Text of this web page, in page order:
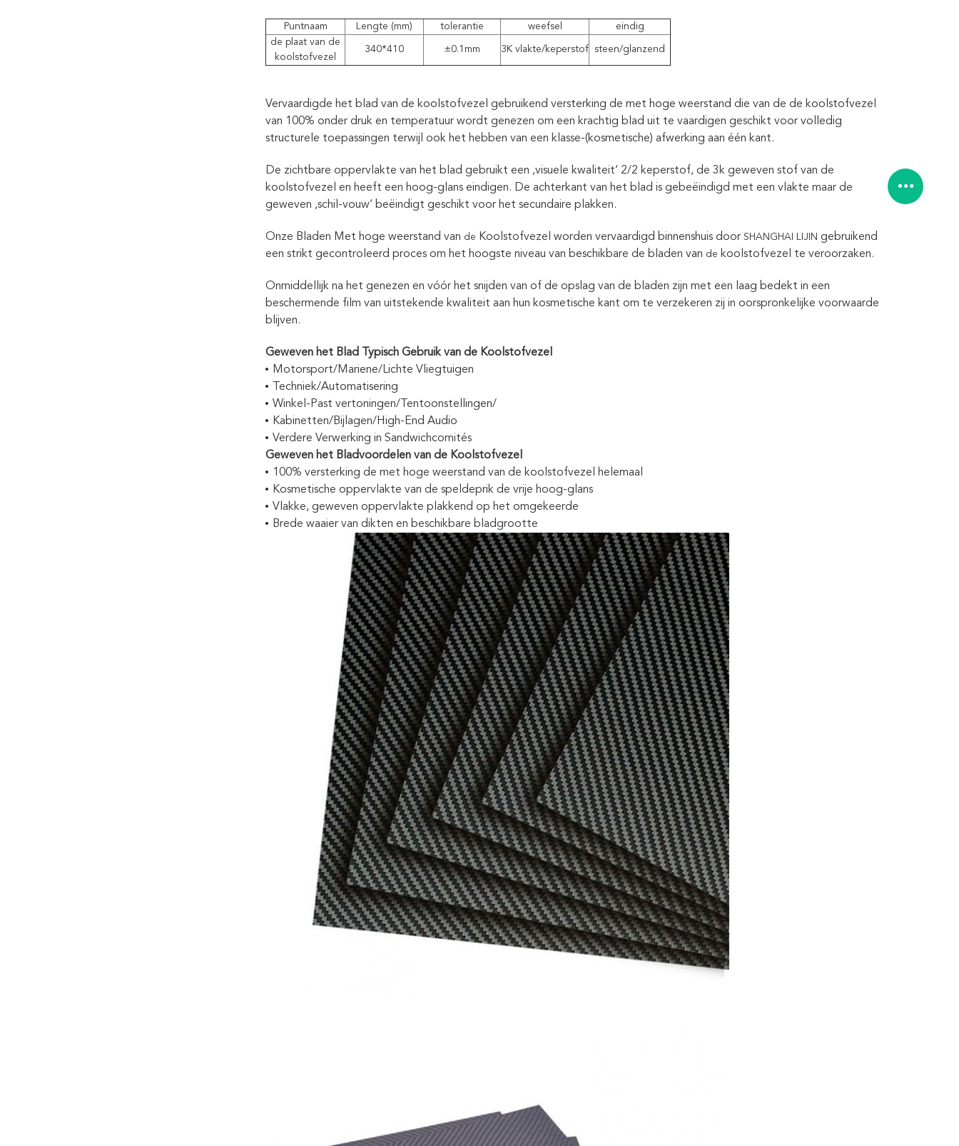
Puntnaam Lengte (mm) tolerantie weefsel
eindig
de plaat van de
koolstofvezel
340*410 ±0.1mm 3K vlakte/keperstof steen/glanzend
Vervaardigde het blad van de koolstofvezel gebruikend versterking de met hoge weerstand die van de de koolstofvezel
van 100% onder druk en temperatuur wordt genezen om een krachtig blad uit te vaardigen geschikt voor volledig
structurele toepassingen terwijl ook het hebben van een klasse-(kosmetische) afwerking aan één kant.
De zichtbare oppervlakte van het blad gebruikt een ‚visuele kwaliteit‘ 2/2 keperstof, de 3k geweven stof van de
koolstofvezel en heeft een hoog-glans eindigen. De achterkant van het blad is gebeëindigd met een vlakte maar de
geweven ‚schil-vouw‘ beëindigt geschikt voor het secundaire plakken.
Onze Bladen Met hoge weerstand van de Koolstofvezel worden vervaardigd binnenshuis door SHANGHAI LIJIN gebruikend
een strikt gecontroleerd proces om het hoogste niveau van beschikbare de bladen van de koolstofvezel te veroorzaken.
Onmiddellijk na het genezen en vóór het snijden van of de opslag van de bladen zijn met een laag bedekt in een
beschermende film van uitstekende kwaliteit aan hun kosmetische kant om te verzekeren zij in oorspronkelijke voorwaarde
blijven.
Geweven het Blad Typisch Gebruik van de Koolstofvezel
Motorsport/Mariene/Lichte Vliegtuigen
Techniek/Automatisering
Winkel-Past vertoningen/Tentoonstellingen/
Kabinetten/Bijlagen/High-End Audio
Verdere Verwerking in Sandwichcomités
Geweven het Bladvoordelen van de Koolstofvezel
100% versterking de met hoge weerstand van de koolstofvezel helemaal
Kosmetische oppervlakte van de speldeprik de vrije hoog-glans
Vlakke, geweven oppervlakte plakkend op het omgekeerde
Brede waaier van dikten en beschikbare bladgrootte